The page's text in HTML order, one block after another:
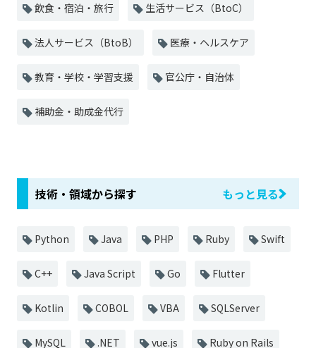
飲食・宿泊・旅行 生活サービス（BtoC）
法人サービス（BtoB） 医療・ヘルスケア
教育・学校・学習支援 官公庁・自治体
補助金・助成金代行
技術・領域から探す もっと見る
Python Java PHP Ruby Swift
C++ Java Script Go Flutter
Kotlin COBOL VBA SQLServer
MySQL .NET vue.js Ruby on Rails